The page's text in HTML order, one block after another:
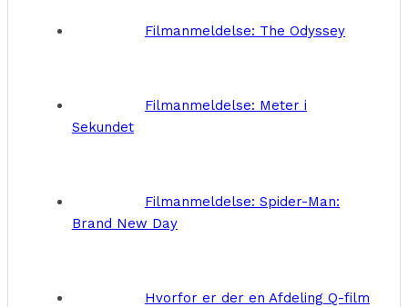
Filmanmeldelse: The Odyssey
Filmanmeldelse: Meter i
Sekundet
Filmanmeldelse: Spider-Man:
Brand New Day
Hvorfor er der en Afdeling Q-film